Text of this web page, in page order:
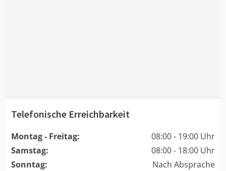
Telefonische Erreichbarkeit
Montag - Freitag:
08:00 - 19:00 Uhr
Samstag:
08:00 - 18:00 Uhr
Sonntag:
Nach Absprache